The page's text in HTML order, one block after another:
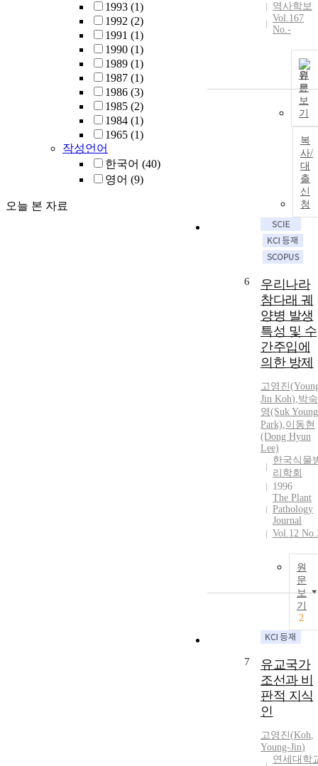
1993 (1)
1992 (2)
1991 (1)
1990 (1)
1989 (1)
1987 (1)
1986 (3)
1985 (2)
1984 (1)
1965 (1)
작성언어
한국어 (40)
영어 (9)
오늘 본 자료
역사학보
Vol.167
No.-
원
문
보
기
복
사/
대
출
신
청
6
우리나라
참다래 궤
양병 발생
특성 및 수
간주입에
의한 방제
고영진(
Jin Koh),박숙
영(Suk Young
Park),이동현
(Dong Hyun
Lee)
한국식물
리학회
1996
The Plant
Pathology
Journal
Vol.12
원
문
보
기
2
7
유교국가
조선과 비
판적 지식
인
고영진(Koh,
Young-Jin)
연세대학